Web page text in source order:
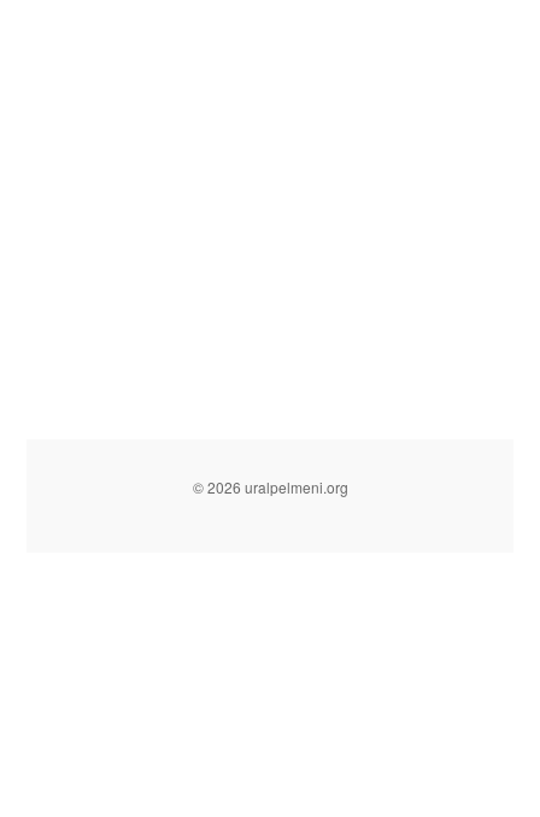
© 2026 uralpelmeni.org